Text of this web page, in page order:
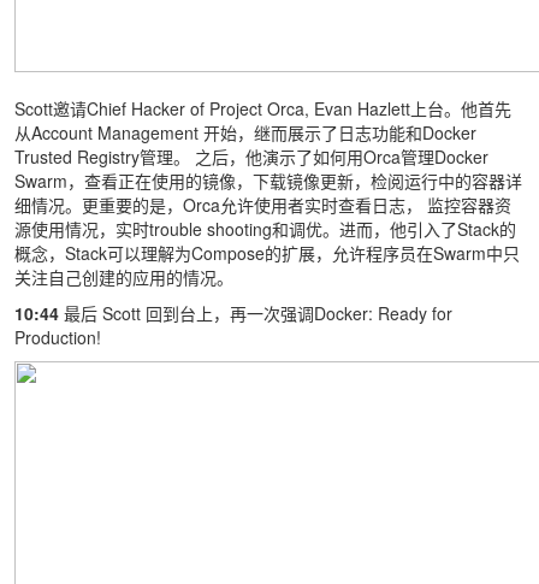
Scott邀请Chief Hacker of Project Orca, Evan Hazlett上台。他首先
从Account Management 开始，继而展示了日志功能和Docker
Trusted Registry管理。 之后，他演示了如何用Orca管理Docker
Swarm，查看正在使用的镜像，下载镜像更新，检阅运行中的容器详
细情况。更重要的是，Orca允许使用者实时查看日志， 监控容器资
源使用情况，实时trouble shooting和调优。进而，他引入了Stack的
概念，Stack可以理解为Compose的扩展，允许程序员在Swarm中只
关注自己创建的应用的情况。
10:44 最后 Scott 回到台上，再一次强调Docker: Ready for
Production!